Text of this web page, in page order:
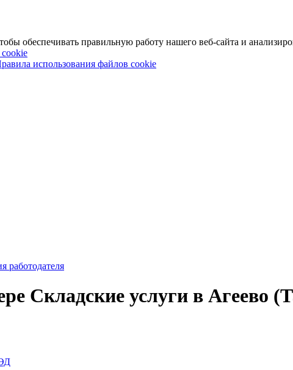
обеспечивать правильную работу нашего веб-сайта и
использования файлов cookie
работодателя
Складские услуги в Агеево